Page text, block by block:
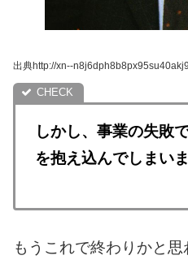
出典http://xn--
しかし、事業の失敗で
を抱え込んでしまいま
もうこれで終わりかと